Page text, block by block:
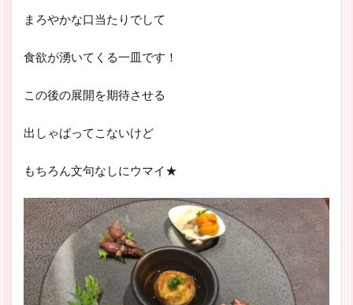
まろやかな口当たりでして
食欲が湧いてくる一皿です！
この後の展開を期待させる
出しゃばってこないけど
もちろん文句なしにウマイ★